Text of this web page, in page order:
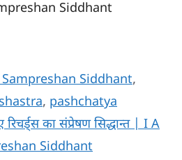
Siddhant
Siddhant,
, pashchatya
का संप्रेषण सिद्धान्त | I A
Siddhant